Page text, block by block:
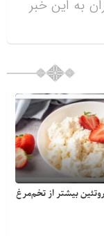
به این خبر